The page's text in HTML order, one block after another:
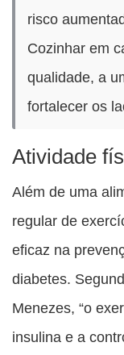
risco
Cozinhar em
qualidade, a
fortalecer os
Atividade
Além de uma
regular de
eficaz na
diabetes.
Menezes, “o
insulina e a